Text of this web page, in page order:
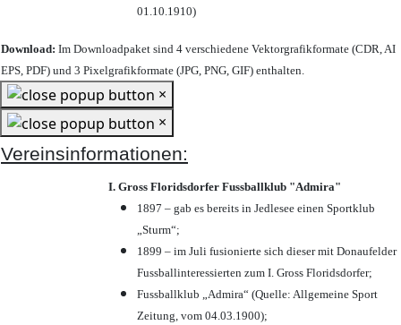
01.10.1910)
Download: Im Downloadpaket sind 4 verschiedene Vektorgrafikformate (CDR, AI
EPS, PDF) und 3 Pixelgrafikformate (JPG, PNG, GIF) enthalten.
×
×
Vereinsinformationen:
I. Gross Floridsdorfer Fussballklub "Admira"
1897 – gab es bereits in Jedlesee einen Sportklub
„Sturm“;
1899 – im Juli fusionierte sich dieser mit Donaufelder
Fussballinteressierten zum I. Gross Floridsdorfer;
Fussballklub „Admira“ (Quelle: Allgemeine Sport
Zeitung, vom 04.03.1900);